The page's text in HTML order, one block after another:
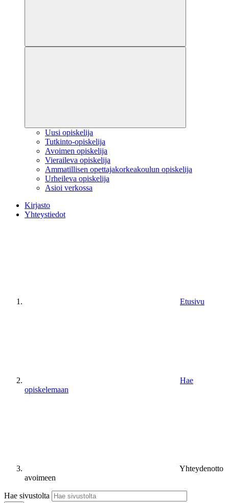
Uusi opiskelija
Tutkinto-opiskelija
Avoimen opiskelija
Vieraileva opiskelija
Ammatillisen opettajakorkeakoulun opiskelija
Urheileva opiskelija
Asioi verkossa
Kirjasto
Yhteystiedot
Etusivu
Hae
opiskelemaan
Yhteydenotto
avoimeen
Hae sivustolta